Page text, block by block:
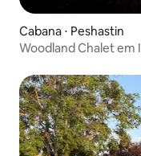
Cabana ⋅ Peshastin
Woodland Chalet em